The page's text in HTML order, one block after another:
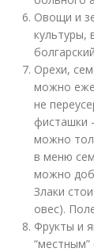
Овощи и
культуры,
Орехи,
можно
не
фисташки
можно
в меню
можно
Злаки
овес).
Фрукты и